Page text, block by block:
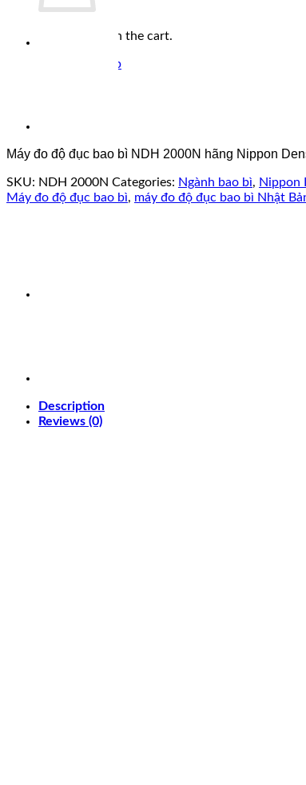
No products in the cart.
Return to shop
Máy đo độ đục bao bì NDH 2000N hãng Nippon
SKU: NDH 2000N Categories: Ngành bao bì, Nippon
Máy đo độ đục bao bì, máy đo độ đục bao bì Nhật
Description
Reviews (0)